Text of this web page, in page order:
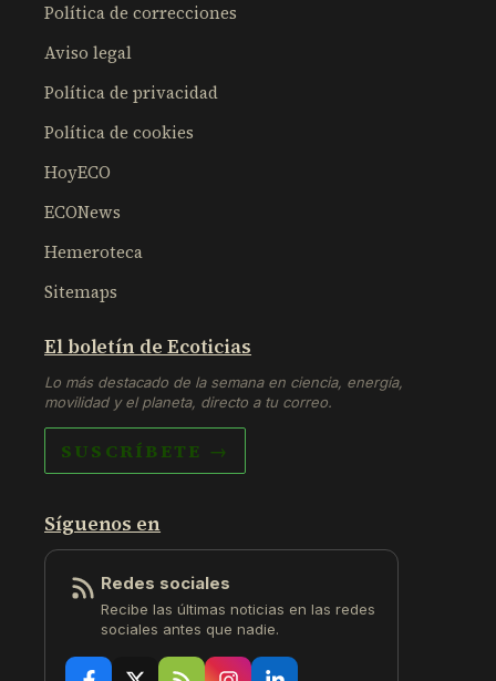
Política de correcciones
Aviso legal
Política de privacidad
Política de cookies
HoyECO
ECONews
Hemeroteca
Sitemaps
El boletín de Ecoticias
Lo más destacado de la semana en ciencia, energía,
movilidad y el planeta, directo a tu correo.
SUSCRÍBETE →
Síguenos en
Redes sociales
Recibe las últimas noticias en las redes
sociales antes que nadie.